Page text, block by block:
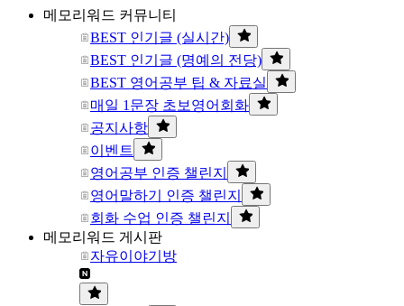
메모리워드 커뮤니티
BEST 인기글 (실시간)
BEST 인기글 (명예의 전당)
BEST 영어공부 팁 & 자료실
매일 1문장 초보영어회화
공지사항
이벤트
영어공부 인증 챌린지
영어말하기 인증 챌린지
회화 수업 인증 챌린지
메모리워드 게시판
자유이야기방